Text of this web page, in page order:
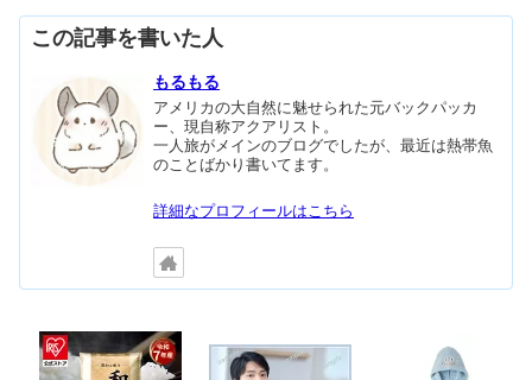
この記事を書いた人
もるもる
アメリカの大自然に魅せられた元バックパッカ
ー、現自称アクアリスト。
一人旅がメインのブログでしたが、最近は熱帯魚
のことばかり書いてます。
詳細なプロフィールはこちら